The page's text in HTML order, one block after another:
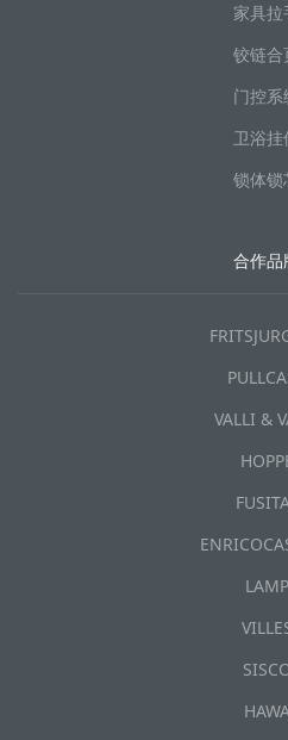
家具拉
铰链合
门控系
卫浴挂
锁体锁
合作品
VALLI &
LAMP